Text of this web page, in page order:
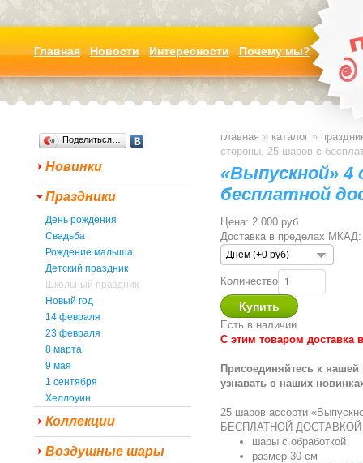
Главная Новости Интересности Почему мы?
Поделиться…
Новинки
Праздники
День рождения
Свадьба
Рождение малыша
Детский праздник
Школьный праздник
Новый год
14 февраля
23 февраля
8 марта
9 мая
1 сентября
Хеллоуин
Коллекции
Воздушные шары
главная » каталог »
стороны, 25 шаров с
«Выпускной»
бесплатной
Цена: 2 000 руб
Доставка в пределах МКАД:
Днём (+0 руб)
Количество
Есть в наличии
С этим товаром доставка
Присоединяйтесь к нашей
узнавать о наших
25 шаров ассорти
БЕСПЛАТНОЙ ДОСТАВКОЙ
шары с обработкой
размер 30 см